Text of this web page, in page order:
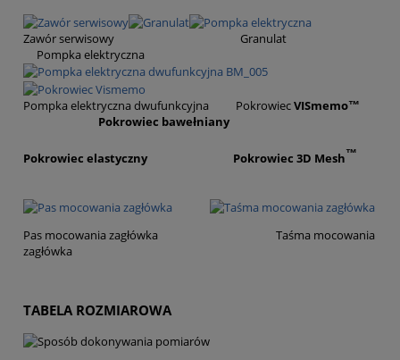
Zawór serwisowy Granulat
Pompka elektryczna
Pompka elektryczna dwufunkcyjna PokrowiecVISmemo™
Pokrowiec bawełniany
Pokrowiec elastyczny Pokrowiec 3D Mesh™
Pas mocowania zagłówka Taśma mocowania
zagłówka
TABELA ROZMIAROWA